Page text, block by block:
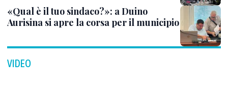
«Qual è il tuo sindaco?»: a Duino
Aurisina si apre la corsa per il municipio
VIDEO